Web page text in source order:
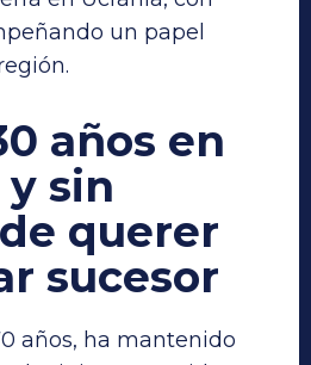
un papel
años en
sin
querer
sucesor
años, ha mantenido